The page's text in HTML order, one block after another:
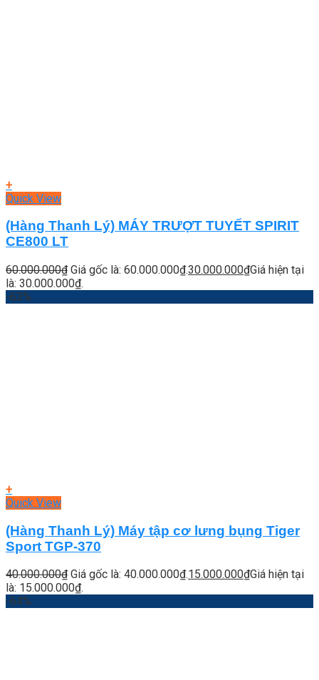
+
Quick View
(Hàng Thanh Lý) MÁY TRƯỢT TUYẾT SPIRIT
CE800 LT
60.000.000₫ Giá gốc là: 60.000.000₫.30.000.000₫Giá hiện tại
là: 30.000.000₫.
-63%
+
Quick View
(Hàng Thanh Lý) Máy tập cơ lưng bụng Tiger
Sport TGP-370
40.000.000₫ Giá gốc là: 40.000.000₫.15.000.000₫Giá hiện tại
là: 15.000.000₫.
-64%